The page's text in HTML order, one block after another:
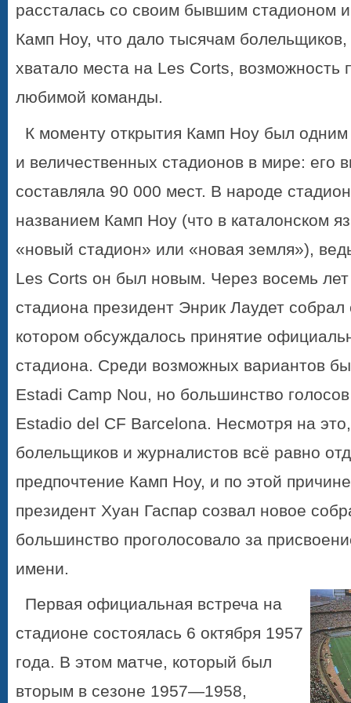
рассталась со своим бывшим стадионом и
Камп Ноу, что дало тысячам
хватало места на Les Corts, возможность
любимой команды.
К моменту открытия Камп Ноу был
и величественных стадионов в мире: его
составляла 90 000 мест. В народе
названием Камп Ноу (что в каталонском
«новый стадион» или «новая земля»),
Les Corts он был новым. Через восемь лет
стадиона президент Энрик Лаудет
котором обсуждалось принятие
стадиона. Среди возможных вариантов
Estadi Camp Nou, но большинство
Estadio del CF Barcelona. Несмотря на
болельщиков и журналистов всё равно
предпочтение Камп Ноу, и по этой
президент Хуан Гаспар созвал новое
большинство проголосовало за
имени.
Первая официальная встреча на
стадионе состоялась 6 октября 1957
года. В этом матче, который был
вторым в сезоне 1957—1958,